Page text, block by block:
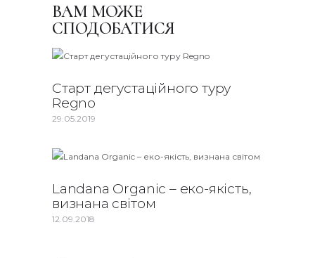
ВАМ МОЖЕ
СПОДОБАТИСЯ
Старт дегустаційного туру
Regno
29.05.2019
Landana Organic – еко-якість,
визнана світом
12.09.2018